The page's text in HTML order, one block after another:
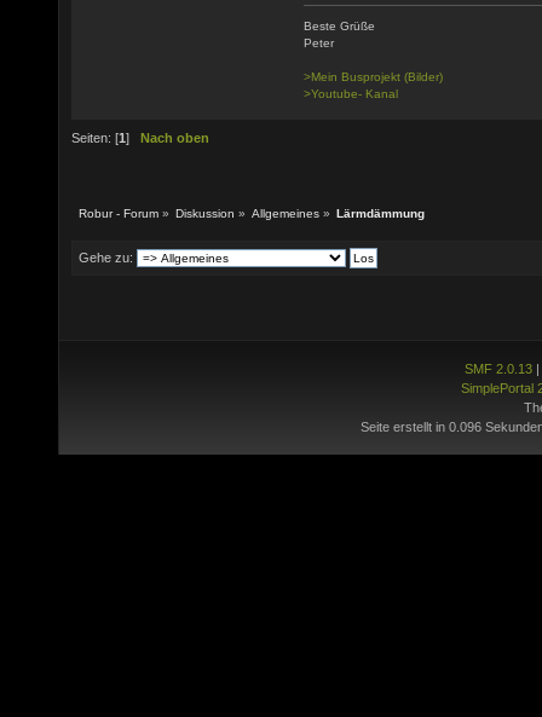
Beste Grüße
Peter
>Mein Busprojekt (Bilder)
>Youtube- Kanal
Seiten: [1 ] Nach oben
Robur - Forum » Diskussion » Allgemeines » Lärmdämmung
Gehe zu:
SMF 2.0.13|
SimplePortal
Seite erstellt in 0.096